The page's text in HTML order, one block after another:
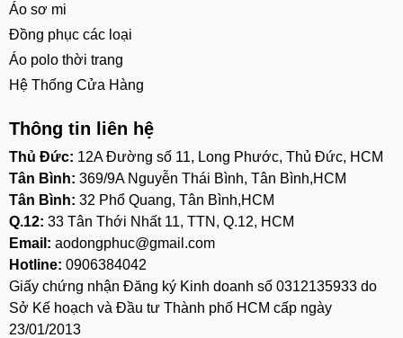
Áo sơ mi
Đồng phục các loại
Áo polo thời trang
Hệ Thống Cửa Hàng
Thông tin liên hệ
Thủ Đức: 12A Đường số 11, Long Phước, Thủ Đức, HCM
Tân Bình: 369/9A Nguyễn Thái Bình, Tân Bình,HCM
Tân Bình: 32 Phổ Quang, Tân Bình,HCM
Q.12: 33 Tân Thới Nhất 11, TTN, Q.12, HCM
Email: aodongphuc@gmail.com
Hotline: 0906384042
Giấy chứng nhận Đăng ký Kinh doanh số 0312135933 do
Sở Kế hoạch và Đầu tư Thành phố HCM cấp ngày
23/01/2013